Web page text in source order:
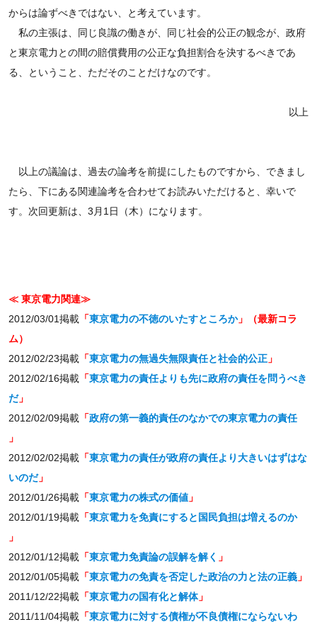
からは論ずべきではない、と考えています。
私の主張は、同じ良識の働きが、同じ社会的公正の観念が、政府
と東京電力との間の賠償費用の公正な負担割合を決するべきであ
る、ということ、ただそのことだけなのです。
以上
以上の議論は、過去の論考を前提にしたものですから、できまし
たら、下にある関連論考を合わせてお読みいただけると、幸いで
す。次回更新は、3月1日（木）になります。
≪ 東京電力関連≫
2012/03/01掲載「東京電力の不徳のいたすところか」（最新コラ
ム）
2012/02/23掲載「東京電力の無過失無限責任と社会的公正」
2012/02/16掲載「東京電力の責任よりも先に政府の責任を問うべき
だ」
2012/02/09掲載「政府の第一義的責任のなかでの東京電力の責任
」
2012/02/02掲載「東京電力の責任が政府の責任より大きいはずはな
いのだ」
2012/01/26掲載「東京電力の株式の価値」
2012/01/19掲載「東京電力を免責にすると国民負担は増えるのか
」
2012/01/12掲載「東京電力免責論の誤解を解く 」
2012/01/05掲載「東京電力の免責を否定した政治の力と法の正義」
2011/12/22掲載「東京電力の国有化と解体」
2011/11/04掲載「東京電力に対する債権が不良債権にならないわ